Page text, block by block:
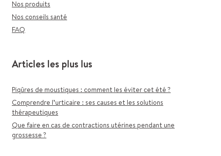
Nos produits
Nos conseils santé
FAQ
Articles les plus lus
Piqûres de moustiques : comment les éviter cet été ?
Comprendre l’urticaire : ses causes et les solutions
thérapeutiques
Que faire en cas de contractions utérines pendant une
grossesse ?